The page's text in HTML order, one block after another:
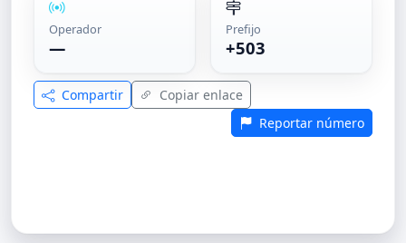
Operador
—
Prefijo
+503
Compartir
Copiar enlace
Reportar número